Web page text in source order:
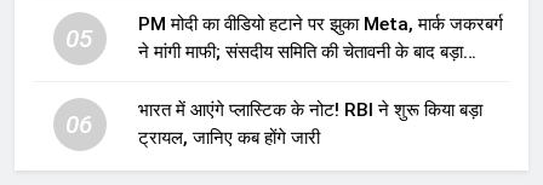
05
PM मोदी का वीडियो हटाने पर झुका Meta, मार्क जकरबर्ग
ने मांगी माफी; संसदीय समिति की चेतावनी के बाद बड़ा
06
भारत में आएंगे प्लास्टिक के नोट! RBI ने शुरू किया बड़ा
ट्रायल, जानिए कब होंगे जारी